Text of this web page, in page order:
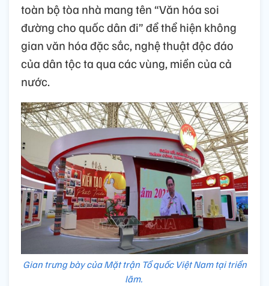
toàn bộ tòa nhà mang tên “Văn hóa soi
đường cho quốc dân đi” để thể hiện không
gian văn hóa đặc sắc, nghệ thuật độc đáo
của dân tộc ta qua các vùng, miền của cả
nước.
Gian trưng bày của Mặt trận Tổ quốc Việt Nam tại triển
lãm.